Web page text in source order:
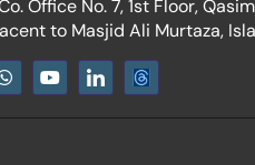
Office No. 7, 1st Floor,
to Masjid Ali Murtaza,
W
h
t
Y
o
t
I
c
n